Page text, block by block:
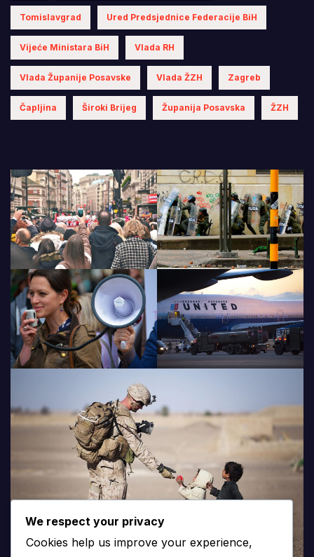
Tomislavgrad Ured Predsjednice Federacije BiH
Vijeće Ministara BiH Vlada RH
Vlada Županije Posavske Vlada ŽZH Zagreb
Čapljina Široki Brijeg Županija Posavska ŽZH
We respect your privacy
Cookies help us improve your experience,